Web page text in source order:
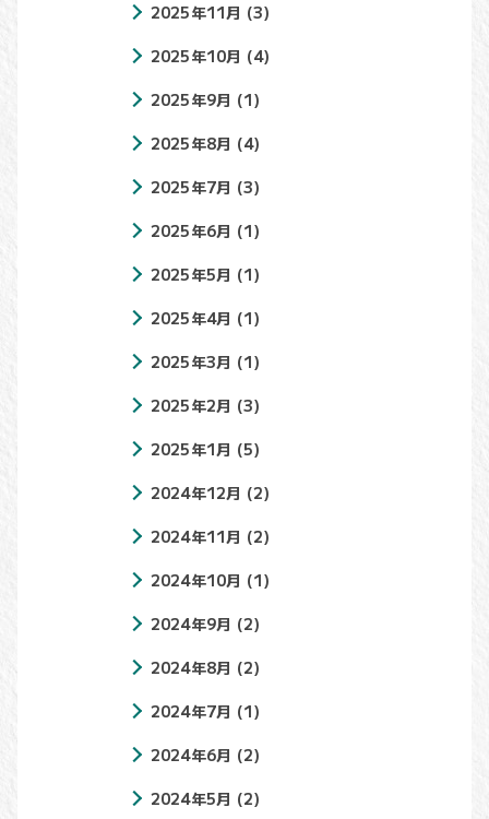
2025年11月 (3)
2025年10月 (4)
2025年9月 (1)
2025年8月 (4)
2025年7月 (3)
2025年6月 (1)
2025年5月 (1)
2025年4月 (1)
2025年3月 (1)
2025年2月 (3)
2025年1月 (5)
2024年12月 (2)
2024年11月 (2)
2024年10月 (1)
2024年9月 (2)
2024年8月 (2)
2024年7月 (1)
2024年6月 (2)
2024年5月 (2)